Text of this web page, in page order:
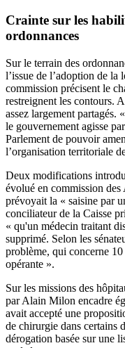
Crainte sur les
ordonnances
Sur le terrain des
l’issue de l’adoption de la
commission précisent le
restreignent les contours.
assez largement partagés.
le gouvernement agisse
Parlement de pouvoir
l’organisation territoriale
Deux modifications
évolué en commission
prévoyait la « saisine par
conciliateur de la Caisse
« qu'un médecin traitant
supprimé. Selon les
problème, qui concerne 10
opérante ».
Sur les missions des
par Alain Milon encadre
avait accepté une
de chirurgie dans certains
dérogation basée sur une